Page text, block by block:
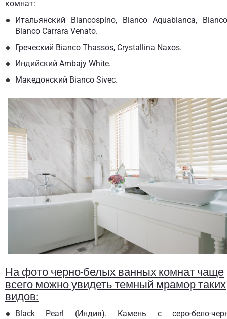
комнат:
Итальянский Biancospino, Bianco Aquabianca,
Bianco Carrara Venato.
Греческий Bianco Thassos, Crystallina Naxos.
Индийский Ambajy White.
Македонский Bianco Sivec.
На фото черно-белых ванных комнат чаще
всего можно увидеть темный мрамор таких
видов:
Black Pearl (Индия). Камень с серо-бело-